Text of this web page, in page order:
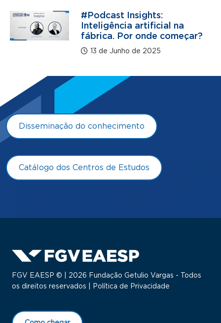
#Podcast Insights:
Inteligência artificial na
fábrica. Por onde começar?
13 de Junho de 2025
Disseminação do conhecimento
Catálogo dos Centros de Estudos
FGV EAESP © | 2026 Fundação Getulio Vargas - Todos
os direitos reservados |
Política de Privacidade